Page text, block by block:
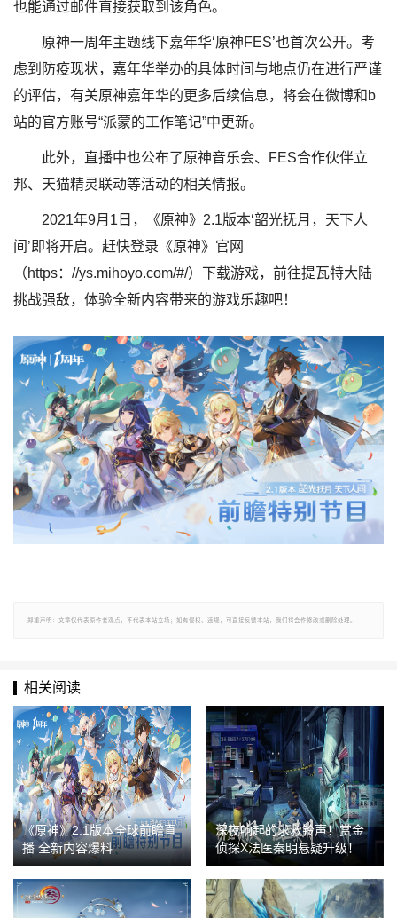
也能通过邮件直接获取到该角色。
原神一周年主题线下嘉年华‘原神FES’也首次公开。考
虑到防疫现状，嘉年华举办的具体时间与地点仍在进行严谨
的评估，有关原神嘉年华的更多后续信息，将会在微博和b
站的官方账号“派蒙的工作笔记”中更新。
此外，直播中也公布了原神音乐会、FES合作伙伴立
邦、天猫精灵联动等活动的相关情报。
2021年9月1日，《原神》2.1版本‘韶光抚月，天下人
间’即将开启。赶快登录《原神》官网
（https：//ys.mihoyo.com/#/）下载游戏，前往提瓦特大陆
挑战强敌，体验全新内容带来的游戏乐趣吧！
郑重声明：文章仅代表原作者观点，不代表本站立场；如有侵权、违规，可直接反馈本站，我们将会作修改或删除处理。
相关阅读
《原神》2.1版本全球前瞻直
播 全新内容爆料
深夜响起的求救铃声！赏金
侦探X法医秦明悬疑升级！